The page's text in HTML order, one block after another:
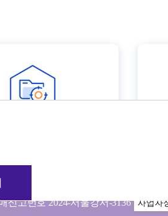
｜FAX 82.2.2261.6010
신고번호 2024-서울강서-3136 사업자